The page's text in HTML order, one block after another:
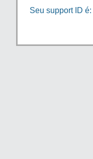
Seu support ID é: